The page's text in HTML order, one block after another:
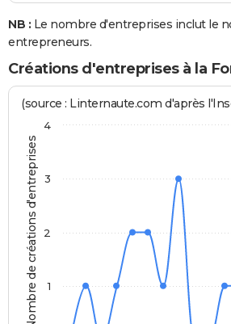
NB : Le nombre d'entreprises inclut le
entrepreneurs.
Créations d'entreprises à la
Nombre de créations d'entreprises
(source : Linternaute.com d'après
1
2
3
4